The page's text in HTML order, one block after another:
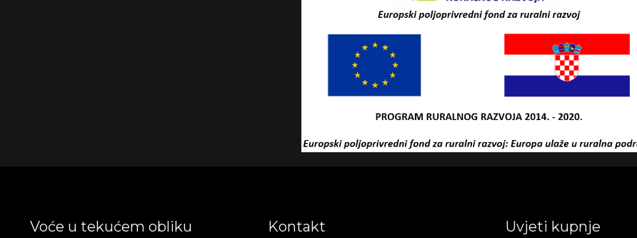
Voće u tekućem obliku Kontakt Uvjeti kupnje